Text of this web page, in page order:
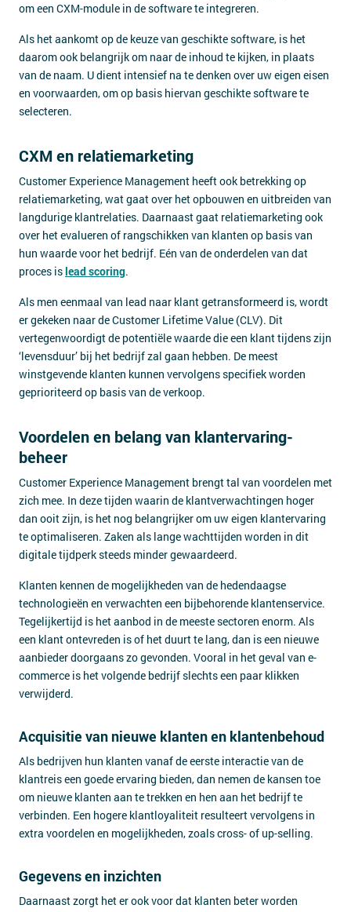
om een CXM-module in de software te integreren.
Als het aankomt op de keuze van geschikte software, is het
daarom ook belangrijk om naar de inhoud te kijken, in plaats
van de naam. U dient intensief na te denken over uw eigen eisen
en voorwaarden, om op basis hiervan geschikte software te
selecteren.
CXM en relatiemarketing
Customer Experience Management heeft ook betrekking op
relatiemarketing, wat gaat over het opbouwen en uitbreiden van
langdurige klantrelaties. Daarnaast gaat relatiemarketing ook
over het evalueren of rangschikken van klanten op basis van
hun waarde voor het bedrijf. Eén van de onderdelen van dat
proces islead scoring.
Als men eenmaal van lead naar klant getransformeerd is, wordt
er gekeken naar de Customer Lifetime Value (CLV). Dit
vertegenwoordigt de potentiële waarde die een klant tijdens zijn
‘levensduur’ bij het bedrijf zal gaan hebben. De meest
winstgevende klanten kunnen vervolgens specifiek worden
geprioriteerd op basis van de verkoop.
Voordelen en belang van klantervaring-
beheer
Customer Experience Management brengt tal van voordelen met
zich mee. In deze tijden waarin de klantverwachtingen hoger
dan ooit zijn, is het nog belangrijker om uw eigen klantervaring
te optimaliseren. Zaken als lange wachttijden worden in dit
digitale tijdperk steeds minder gewaardeerd.
Klanten kennen de mogelijkheden van de hedendaagse
technologieën en verwachten een bijbehorende klantenservice.
Tegelijkertijd is het aanbod in de meeste sectoren enorm. Als
een klant ontevreden is of het duurt te lang, dan is een nieuwe
aanbieder doorgaans zo gevonden. Vooral in het geval van e-
commerce is het volgende bedrijf slechts een paar klikken
verwijderd.
Acquisitie van nieuwe klanten en klantenbehoud
Als bedrijven hun klanten vanaf de eerste interactie van de
klantreis een goede ervaring bieden, dan nemen de kansen toe
om nieuwe klanten aan te trekken en hen aan het bedrijf te
verbinden. Een hogere klantloyaliteit resulteert vervolgens in
extra voordelen en mogelijkheden, zoals cross- of up-selling.
Gegevens en inzichten
Daarnaast zorgt het er ook voor dat klanten beter worden